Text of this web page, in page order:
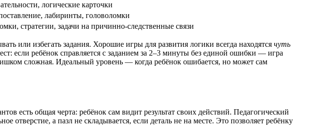
логические карточки
лабиринты, головоломки
стратегии, задачи на причинно-следственные связи
или избегать задания. Хорошие игры для развития логики всегда находятся чуть
если ребёнок справляется с заданием за 2–3 минуты без единой ошибки — игра
сложная. Идеальный уровень — когда ребёнок ошибается, но может сам
есть общая черта: ребёнок сам видит результат своих действий. Педагогический
а пазл не складывается, если деталь не на месте. Это позволяет ребёнку